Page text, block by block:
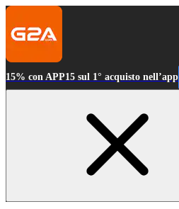
15% con APP15 sul 1° acquisto nell’app